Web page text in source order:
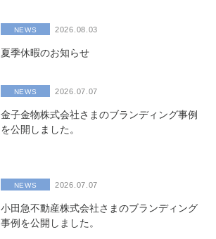
NEWS 2026.08.03
夏季休暇のお知らせ
NEWS 2026.07.07
金子金物株式会社さまのブランディング事例
を公開しました。
NEWS 2026.07.07
小田急不動産株式会社さまのブランディング
事例を公開しました。